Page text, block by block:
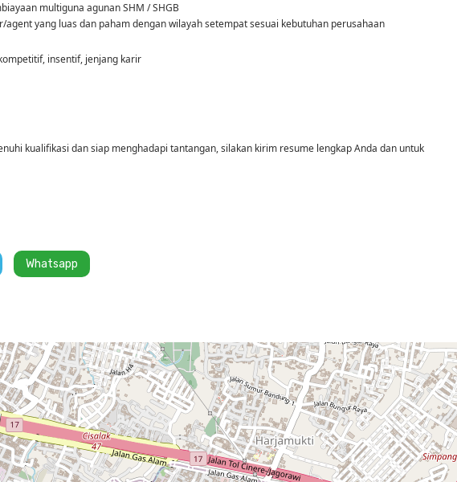
multiguna agunan SHM / SHGB
yang luas dan paham dengan wilayah setempat sesuai kebutuhan perusahaan
insentif, jenjang karir
kualifikasi dan siap menghadapi tantangan, silakan kirim resume lengkap Anda dan untuk
Whatsapp